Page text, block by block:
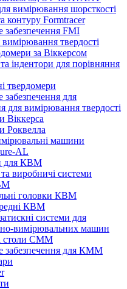
вимірювання шорсткості
контуру Formtracer
забезпечення FMI
твердості
за Віккерсом
індентори для порівняння
твердомери
для
для вимірювання твердості
Віккерса
Роквелла
машини
AL
для КВМ
виробничі системи
головки КВМ
КВМ
системи для
вимірювальних машин
столи CMM
забезпечення для КММ